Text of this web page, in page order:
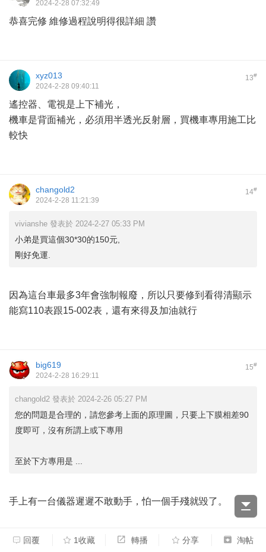
2024-2-28 07:32:49
恭喜完修 維修過程說明得很詳細 讚
13#
xyz013
2024-2-28 09:40:11
遙控器、電視是上下補光，
機車是背面補光，必須用半透光反射層，買機車專用施工比
較快
14#
changold2
2024-2-28 11:21:39
vivianshe 發表於 2024-2-27 05:33 PM
小弟是買這個30*30的150元,
剛好免運.
因為這台車最多3年會強制報廢，所以只要修到看得清顯示
能寫110表跟15-002表，還有來得及加油就行
15#
big619
2024-2-28 16:29:11
changold2 發表於 2024-2-26 05:27 PM
您的問題是合理的，請您參考上面的原理圖，只要上下膜相差90
度即可，沒有所謂上或下專用
至於下方專用是 ...
手上有一台儀器遲遲不敢動手，怕一個手殘就毀了。
回覆 1收藏 轉播 分享 淘帖